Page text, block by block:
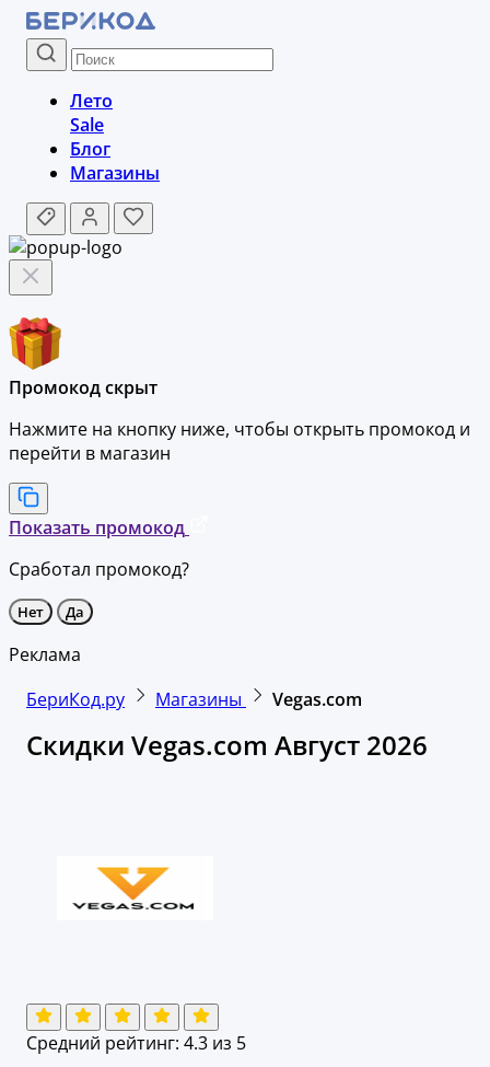
Лето
Sale
Блог
Магазины
Промокод скрыт
Нажмите на кнопку ниже, чтобы открыть промокод и
перейти в магазин
Показать промокод
Сработал промокод?
Нет Да
Реклама
БериКод.ру
Магазины Vegas.com
Скидки Vegas.com Август 2026
Средний рейтинг: 4.3 из 5